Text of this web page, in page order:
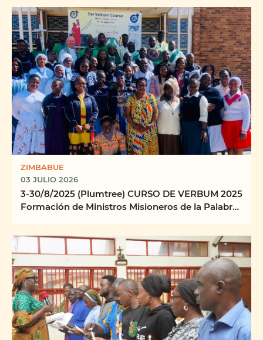
ZIMBABUE
03 JULIO 2026
3-30/8/2025 (Plumtree) CURSO DE VERBUM 2025
Formación de Ministros Misioneros de la Palabra